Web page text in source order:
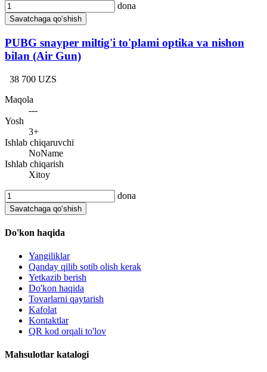
dona
Savatchaga qo‘shish
PUBG snayper miltig'i to'plami optika va nishon
bilan (Air Gun)
38 700 UZS
Maqola
---
Yosh
3+
Ishlab chiqaruvchi
NoName
Ishlab chiqarish
Xitoy
dona
Savatchaga qo‘shish
Do'kon haqida
Yangiliklar
Qanday qilib sotib olish kerak
Yetkazib berish
Do'kon haqida
Tovarlarni qaytarish
Kafolat
Kontaktlar
QR kod orqali to'lov
Mahsulotlar katalogi